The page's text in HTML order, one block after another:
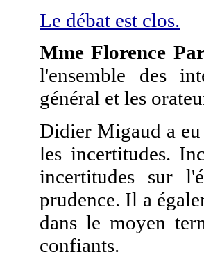
Le débat est clos.
Mme Florence
l'ensemble des
général et les
Didier Migaud a eu
les incertitudes.
incertitudes sur
prudence. Il a
dans le moyen
confiants.